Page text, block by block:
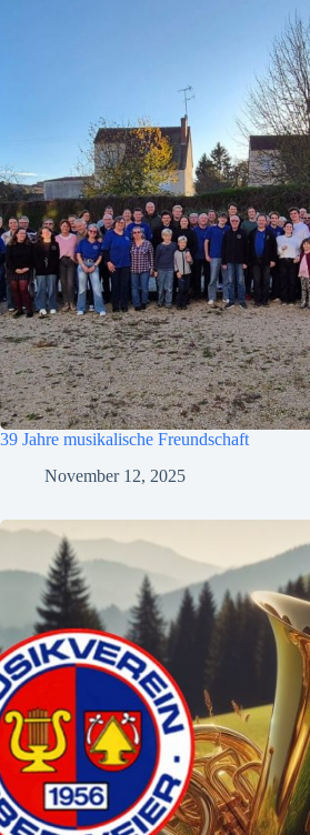
39 Jahre musikalische Freundschaft
November 12, 2025